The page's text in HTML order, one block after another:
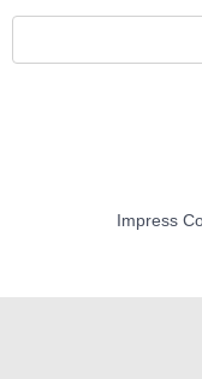
Impress